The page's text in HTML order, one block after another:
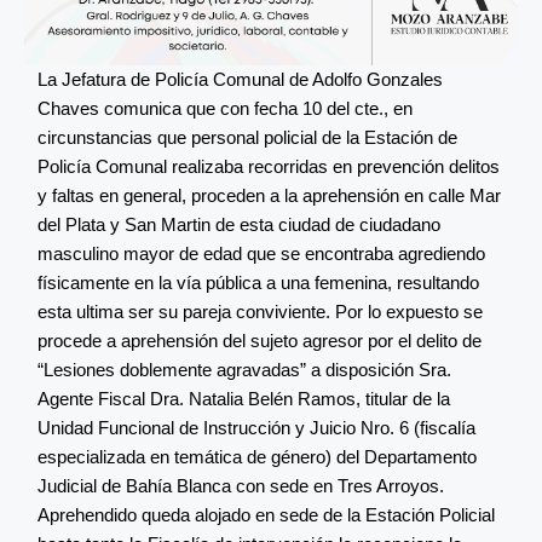
La Jefatura de Policía Comunal de Adolfo Gonzales
Chaves comunica que con fecha 10 del cte., en
circunstancias que personal policial de la Estación de
Policía Comunal realizaba recorridas en prevención delitos
y faltas en general, proceden a la aprehensión en calle Mar
del Plata y San Martin de esta ciudad de ciudadano
masculino mayor de edad que se encontraba agrediendo
físicamente en la vía pública a una femenina, resultando
esta ultima ser su pareja conviviente. Por lo expuesto se
procede a aprehensión del sujeto agresor por el delito de
“Lesiones doblemente agravadas” a disposición Sra.
Agente Fiscal Dra. Natalia Belén Ramos, titular de la
Unidad Funcional de Instrucción y Juicio Nro. 6 (fiscalía
especializada en temática de género) del Departamento
Judicial de Bahía Blanca con sede en Tres Arroyos.
Aprehendido queda alojado en sede de la Estación Policial